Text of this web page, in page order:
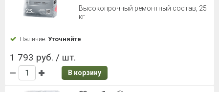
Высокопрочный ремонтный состав, 25
кг
Наличие: Уточняйте
1 793 руб. / шт.
В корзину